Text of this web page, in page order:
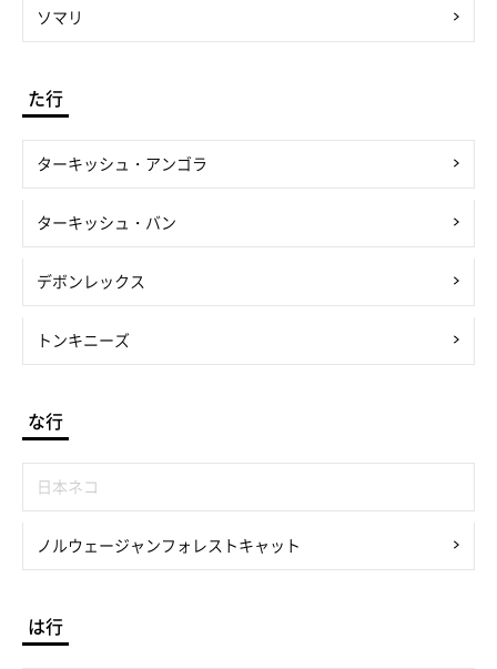
ソマリ
た行
ターキッシュ・アンゴラ
ターキッシュ・バン
デボンレックス
トンキニーズ
な行
日本ネコ
ノルウェージャンフォレストキャット
は行